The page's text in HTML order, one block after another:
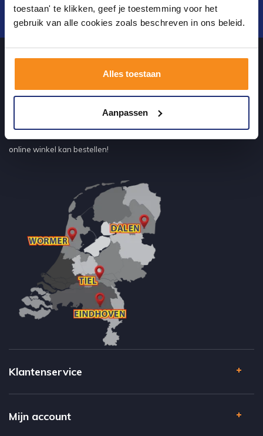
toestaan' te klikken, geef je toestemming voor het
gebruik van alle cookies zoals beschreven in ons beleid.
Alles toestaan
Aanpassen
Verstuur
uw sanitairwinkel in Wormer waar u niet alleen in onze showroom
terecht kunt voor badkamertegels en sanitair, maar ook via de
online winkel kan bestellen!
Klantenservice
Mijn account